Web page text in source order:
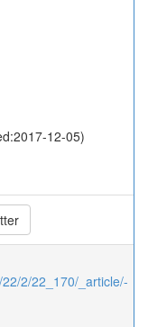
12-05)
2/22_170/_article/-